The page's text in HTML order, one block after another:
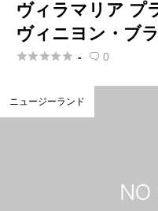
ヴィラマリア プ
ヴィニヨン・ブ
 -  0
ニュージーランド